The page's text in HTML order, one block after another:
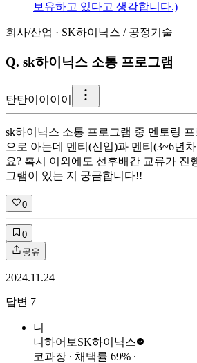
보유하고 있다고 생각합니다.)
회사/산업 · SK하이닉스 / 공정기술
Q. sk하이닉스 소통 프로그램
탄탄이이이이
sk하이닉스 소통 프로그램 중 멘토링
으로 아는데 멘티(신입)과 멘티(3~6년
요? 혹시 이외에도 선후배간 교류가 진
그램이 있는 지 궁금합니다!!
0
0
공유
2024.11.24
답변 7
니
니하어보 SK하이닉스
코과장 ∙ 채택률 69% ∙